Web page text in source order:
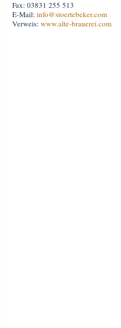
Fax: 03831 255 513
E-Mail: info@stoertebeker.com
Verweis: www.alte-brauerei.com